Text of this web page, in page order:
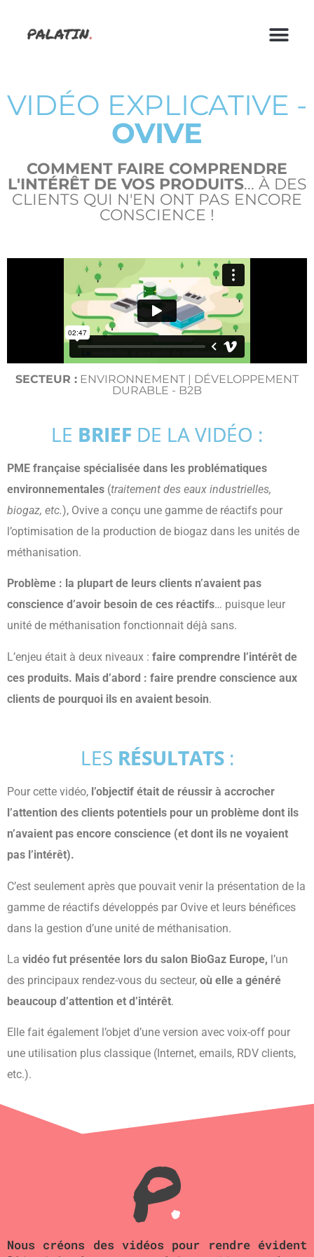
VIDÉO EXPLICATIVE -
OVIVE
COMMENT FAIRE COMPRENDRE
L'INTÉRÊT DE VOS PRODUITS... À DES
CLIENTS QUI N'EN ONT PAS ENCORE
CONSCIENCE !
SECTEUR : ENVIRONNEMENT | DÉVELOPPEMENT
DURABLE - B2B
LE BRIEF DE LA VIDÉO :
PME française spécialisée dans les problématiques
environnementales (traitement des eaux industrielles,
biogaz, etc.), Ovive a conçu une gamme de réactifs pour
l’optimisation de la production de biogaz dans les unités de
méthanisation.
Problème : la plupart de leurs clients n’avaient pas
conscience d’avoir besoin de ces réactifs… puisque leur
unité de méthanisation fonctionnait déjà sans.
L’enjeu était à deux niveaux : faire comprendre l’intérêt de
ces produits. Mais d’abord : faire prendre conscience aux
clients de pourquoi ils en avaient besoin.
LES RÉSULTATS:
Pour cette vidéo, l’objectif était de réussir à accrocher
l’attention des clients potentiels pour un problème dont ils
n’avaient pas encore conscience (et dont ils ne voyaient
pas l’intérêt).
C’est seulement après que pouvait venir la présentation de la
gamme de réactifs développés par Ovive et leurs bénéfices
dans la gestion d’une unité de méthanisation.
La vidéo fut présentée lors du salon BioGaz Europe, l’un
des principaux rendez-vous du secteur, où elle a généré
beaucoup d’attention et d’intérêt.
Elle fait également l’objet d’une version avec voix-off pour
une utilisation plus classique (Internet, emails, RDV clients,
etc.).
Nous créons des vidéos pour rendre évident